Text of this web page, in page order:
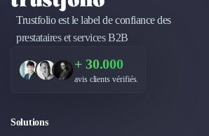
Trustfolio est le label de confiance des
prestataires et services B2B
+ 30.000
avis clients vérifiés.
Solutions